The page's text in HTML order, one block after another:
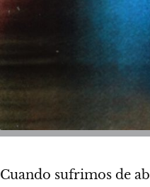
Cuando sufrimos de